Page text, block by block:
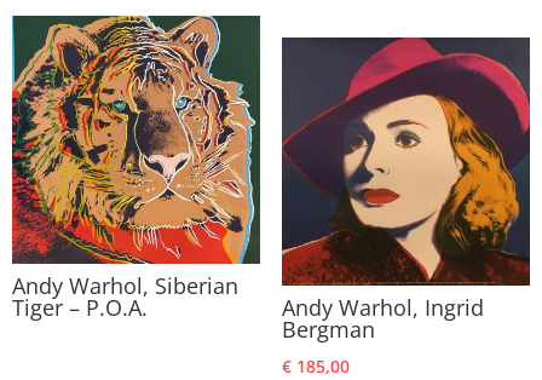
Andy Warhol, Siberian
Tiger – P.O.A. Andy Warhol, Ingrid
Bergman
€185,00